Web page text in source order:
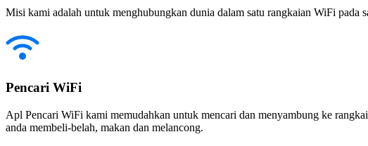
Misi kami adalah untuk menghubungkan dunia dalam satu rangkaian WiFi pada
Pencari WiFi
Apl Pencari WiFi kami memudahkan untuk mencari dan menyambung ke
anda membeli-belah, makan dan melancong.